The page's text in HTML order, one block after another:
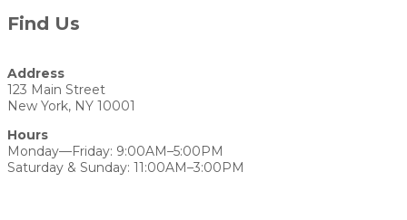
Find Us
Address
123 Main Street
New York, NY 10001
Hours
Monday—Friday: 9:00AM–5:00PM
Saturday & Sunday: 11:00AM–3:00PM